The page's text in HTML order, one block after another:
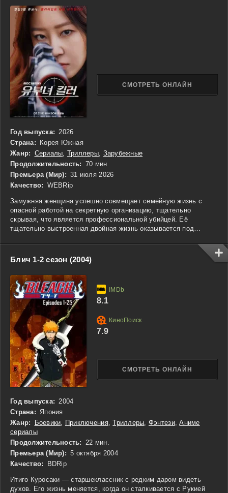
членами банды. Эбигейл, находясь в ловком плену, начинает
искать возможности для побега, используя свою ловкость и
интуицию. Тем временем среди наёмников нарастает
недовольство и подозрение, что приводит к конфликтам и
паранойе. В этой напряжённой игре на выживание ни один из
персонажей не может быть уверен в своей судьбе. С каждым
мгновением зрители будут наблюдать за борьбой Эбигейл за
свободу и справедливость в этом опасном мире.
Год выпуска: 2026
Страна: Корея Южная
Жанр: Сериалы Триллеры Зарубежные
Продолжительность: 70 мин
Премьера (Мир): 31 июля 2026
Качество: WEBRip
Замужняя женщина успешно совмещает семейную жизнь с
опасной работой на секретную организацию, тщательно
скрывая, что является профессиональной убийцей. Её
тщательно выстроенная двойная жизнь оказывается под
странные вопросы и пытается раскрыть её главный секрет.
Пока правда постепенно выходит наружу, героям предстоит
столкнуться с испытаниями, способными изменить их
отношения навсегда. Сериал объединяет динамичный боевик,
напряжённый саспенс и семейную драму.
СМОТРЕТЬ ОНЛАЙН
Блич 1-2 сезон (2004)
Год выпуска: 2004
Страна: Япония
Жанр:
Боевики Приключения,Триллеры Фэнтези,Аниме
сериалы
Продолжительность:
22 мин.
Премьера (Мир): 5 октября 2004
Качество:
BDRip
Итиго Куросаки — старшеклассник с редким даром видеть
духов. Его жизнь меняется, когда он сталкивается с Рукией
СМОТРЕТЬ ОНЛАЙН
8.1
7.9